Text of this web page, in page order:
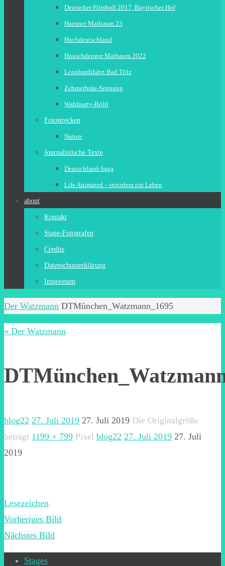
Deutscher Filmball 2017, Bayrischer Hof
Hausner Maibaum 23
Hochdeutschland
Hoaschdenger Maibaum 2022
Leonhardifahrt Bad Tölz
Zehmerbräu-Segnung
Wahlparty-Böltl
Fotostrecken
Nature
Journalistische Texte
Deutschland-Saga
Life Animated – trotzdem ein Leben
about
Kontakt
Stage-Fotografen
Credits
Datenschutzerklärung
Impressum
Start
Der Watzmann DTMünchen_Watzmann_1695
« Der Watzmann
blog22 27. Juli 2019 27. Juli 2019 Die Originalgröße
beträgt 1199 × 799 Pixel blog22 27. Juli 2019 27. Juli
2019
Lesezeichen.
Vorheriges Bild
Nächstes Bild
Stages